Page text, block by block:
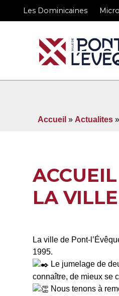
Les Dominicaines
Accueil » Actualites
LA
La ville de Pont-
1995.
Le jumelage de
connaître, de mieux se
Nous tenons à